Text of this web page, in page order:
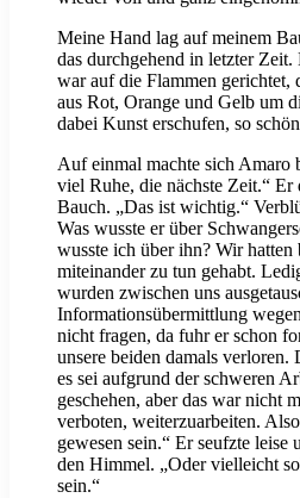
Meine Hand lag auf meinem
das durchgehend in letzter
war auf die Flammen gerichtet,
aus Rot, Orange und Gelb um
dabei Kunst erschufen, so
Auf einmal machte sich Amaro
viel Ruhe, die nächste Zeit.“ Er
Bauch. „Das ist wichtig.“
Was wusste er über
wusste ich über ihn? Wir hatten
miteinander zu tun gehabt.
wurden zwischen uns
Informationsübermittlung
nicht fragen, da fuhr er schon
unsere beiden damals verloren.
es sei aufgrund der schweren
geschehen, aber das war nicht
verboten, weiterzuarbeiten.
gewesen sein.“ Er seufzte
den Himmel. „Oder vielleicht
sein.“